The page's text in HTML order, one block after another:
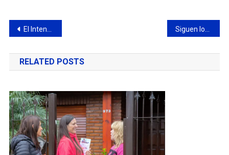
Navegación
de
entradas
El Intendente anunció la 1° Fiesta Nacional del Asado de Tira Siguen los trabajos de mantenimiento integral en el barrio Ariel del Plata
RELATED POSTS